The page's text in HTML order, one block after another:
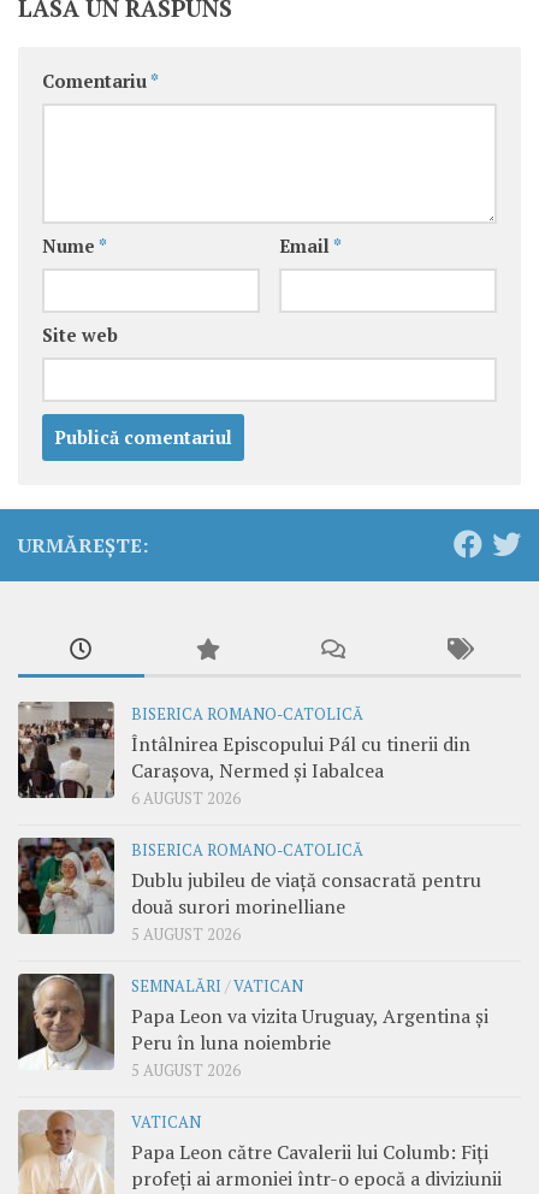
LASĂ UN RĂSPUNS
Comentariu *
Nume * Email *
Site web
URMĂREȘTE:
BISERICA ROMANO-CATOLICĂ
Întâlnirea Episcopului Pál cu tinerii din
Carașova, Nermed și Iabalcea
6 AUGUST 2026
BISERICA ROMANO-CATOLICĂ
Dublu jubileu de viață consacrată pentru
două surori morinelliane
5 AUGUST 2026
SEMNALĂRI /VATICAN
Papa Leon va vizita Uruguay, Argentina și
Peru în luna noiembrie
5 AUGUST 2026
VATICAN
Papa Leon către Cavalerii lui Columb: Fiți
profeți ai armoniei într-o epocă a diviziunii